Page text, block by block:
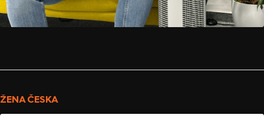
ŽENA ČESKA